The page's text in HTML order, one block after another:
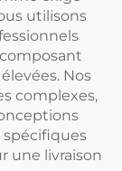
utilisons
Nos
complexes,
spécifiques
une livraison